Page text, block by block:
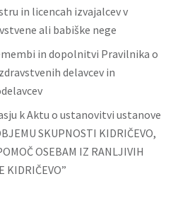
in licencah izvajalcev v
ali babiške nege
in dopolnitvi Pravilnika o
delavcev in
k Aktu o ustanovitvi ustanove
SKUPNOSTI KIDRIČEVO,
OSEBAM IZ RANLJIVIH
KIDRIČEVO”